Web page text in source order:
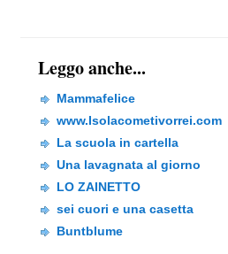
Leggo anche...
Mammafelice
www.Isolacometivorrei.com
La scuola in cartella
Una lavagnata al giorno
LO ZAINETTO
sei cuori e una casetta
Buntblume